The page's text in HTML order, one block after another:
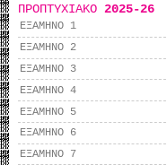
ΠΡΟΠΤΥΧΙΑΚΟ 2025-26
ΕΞΑΜΗΝΟ 1
ΕΞΑΜΗΝΟ 2
ΕΞΑΜΗΝΟ 3
ΕΞΑΜΗΝΟ 4
ΕΞΑΜΗΝΟ 5
ΕΞΑΜΗΝΟ 6
ΕΞΑΜΗΝΟ 7